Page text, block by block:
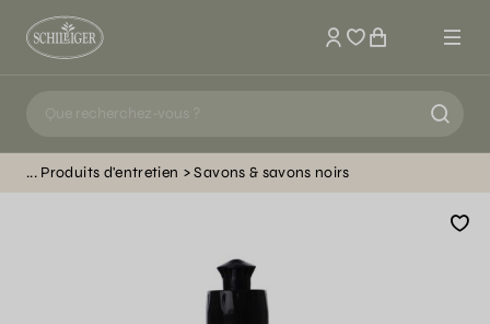
Mon compte
Produits d'entretien Savons & savons noirs